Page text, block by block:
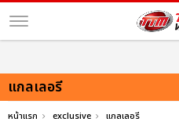
แกลเลอรี
หน้าแรก exclusive แกลเลอรี